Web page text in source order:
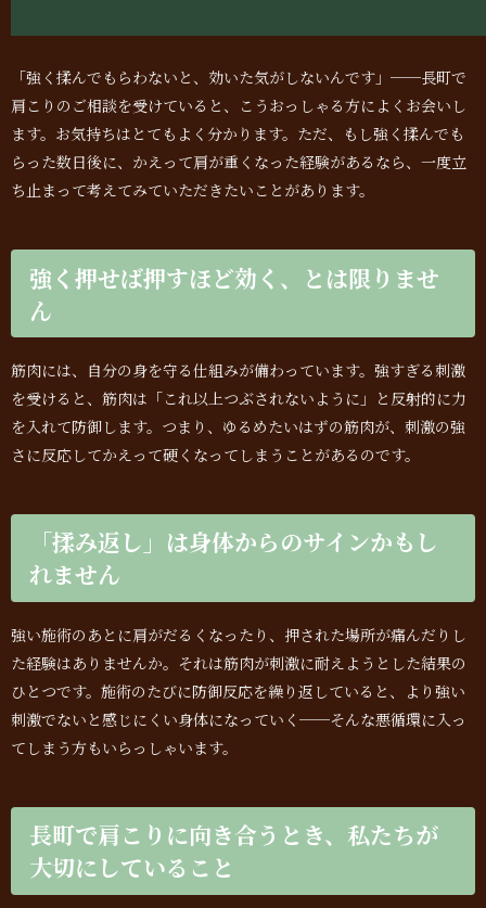
「強く揉んでもらわないと、効いた気がしないんです」──長町で
肩こりのご相談を受けていると、こうおっしゃる方によくお会いし
ます。お気持ちはとてもよく分かります。ただ、もし強く揉んでも
らった数日後に、かえって肩が重くなった経験があるなら、一度立
ち止まって考えてみていただきたいことがあります。
強く押せば押すほど効く、とは限りませ
ん
筋肉には、自分の身を守る仕組みが備わっています。強すぎる刺激
を受けると、筋肉は「これ以上つぶされないように」と反射的に力
を入れて防御します。つまり、ゆるめたいはずの筋肉が、刺激の強
さに反応してかえって硬くなってしまうことがあるのです。
「揉み返し」は身体からのサインかもし
れません
強い施術のあとに肩がだるくなったり、押された場所が痛んだりし
た経験はありませんか。それは筋肉が刺激に耐えようとした結果の
ひとつです。施術のたびに防御反応を繰り返していると、より強い
刺激でないと感じにくい身体になっていく──そんな悪循環に入っ
てしまう方もいらっしゃいます。
長町で肩こりに向き合うとき、私たちが
大切にしていること